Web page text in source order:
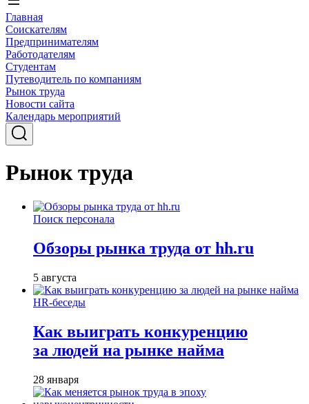
Главная
Соискателям
Предпринимателям
Работодателям
Студентам
Путеводитель по компаниям
Рынок труда
Новости сайта
Календарь мероприятий
Рынок труда
Поиск персонала
Обзоры рынка труда от hh.ru
5 августа
HR-беседы
Как выиграть конкуренцию
за людей на рынке найма
28 января